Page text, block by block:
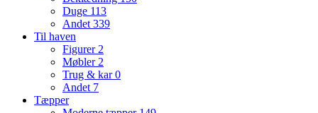
Duge 113
Andet 339
Til haven
Figurer 2
Møbler 2
Trug & kar0
Andet 7
Tæpper